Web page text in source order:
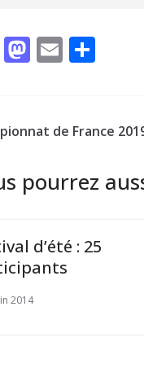
F M
d
n
E
l g
de France
pourrez
d’été : 25
2014